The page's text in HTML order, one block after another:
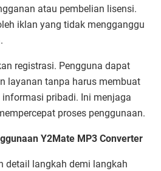
atau pembelian lisensi.
iklan yang tidak mengganggu
registrasi. Pengguna dapat
layanan tanpa harus membuat
pribadi. Ini menjaga
proses penggunaan.
Y2Mate MP3 Converter
detail langkah demi langkah